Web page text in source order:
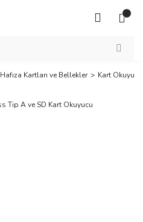
Hafıza Kartları ve Bellekler Kart